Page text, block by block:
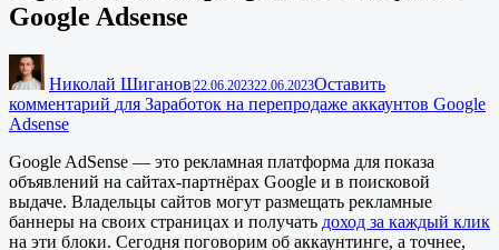
Google Adsense
Николай Шиганов 22.06.202322.06.2023Оставить
комментарий для Заработок на перепродаже аккаунтов Google
Adsense
Google AdSense — это рекламная платформа для показа
объявлений на сайтах-партнёрах Google и в поисковой
выдаче. Владельцы сайтов могут размещать рекламные
баннеры на своих страницах и получать доход за каждый клик
на эти блоки. Сегодня поговорим об аккаунтинге, а точнее,